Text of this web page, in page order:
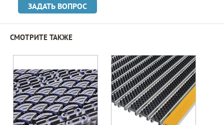
ЗАДАТЬ ВОПРОС
СМОТРИТЕ ТАКЖЕ